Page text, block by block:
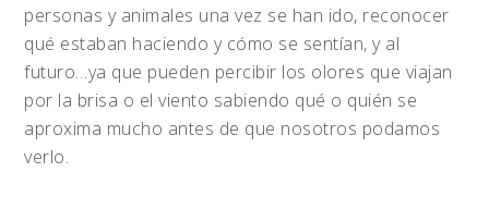
personas y animales una vez se han ido, reconocer
qué estaban haciendo y cómo se sentían, y al
futuro…ya que pueden percibir los olores que viajan
por la brisa o el viento sabiendo qué o quién se
aproxima mucho antes de que nosotros podamos
verlo.